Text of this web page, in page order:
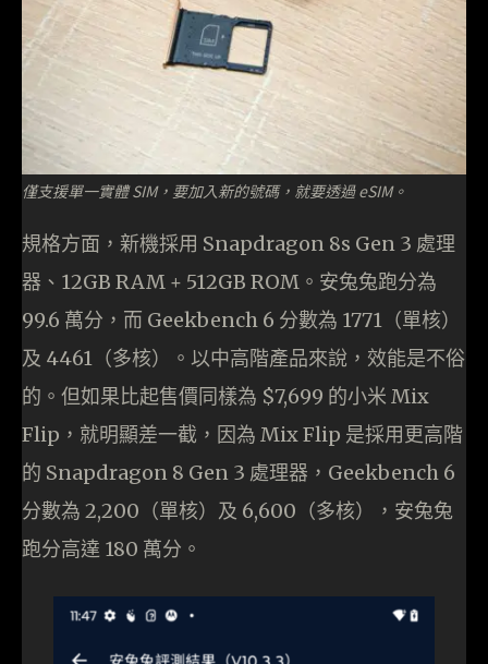
僅支援單一實體 SIM，要加入新的號碼，就要透過 eSIM。
規格方面，新機採用 Snapdragon 8s Gen 3 處理
器、12GB RAM + 512GB ROM。安兔兔跑分為
99.6 萬分，而 Geekbench 6 分數為 1771（單核）
及 4461（多核）。以中高階產品來說，效能是不俗
的。但如果比起售價同樣為 $7,699 的小米 Mix
Flip，就明顯差一截，因為 Mix Flip 是採用更高階
的 Snapdragon 8 Gen 3 處理器，Geekbench 6
分數為 2,200（單核）及 6,600（多核），安兔兔
跑分高達 180 萬分。